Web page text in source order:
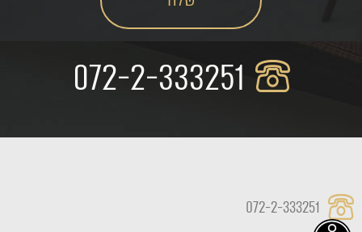
072-2-333251